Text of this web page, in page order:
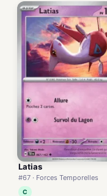
Latias
#67 · Forces Temporelles
C